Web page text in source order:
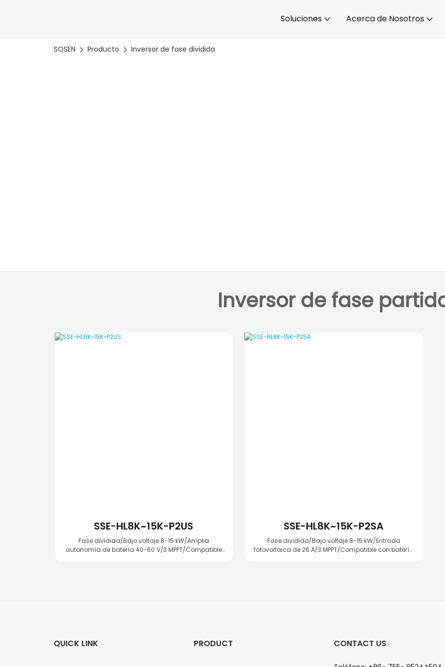
Soluciones Acerca de Nosotros
SOSEN Producto Inversor de fase dividida
Inversor de fase
SSE-HL8K~15K-P2US
Fase dividida/Bajo voltaje 8-15 kW/Amplia
autonomía de batería 40-60 V/3 MPPT/Compatible
SSE-HL8K~15K-P2SA
Fase dividida/Bajo voltaje 8-15 kW/Entrada
fotovoltaica de 26 A/3 MPPT/Compatible con batería
QUICK LINK PRODUCT CONTACT US